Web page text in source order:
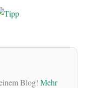
Blog! Mehr